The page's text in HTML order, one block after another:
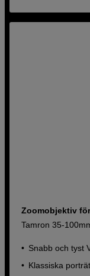
Zoomobjektiv
Tamron 35-
Snabb och tyst
Klassiska